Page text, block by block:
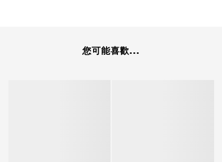
您可能喜歡...